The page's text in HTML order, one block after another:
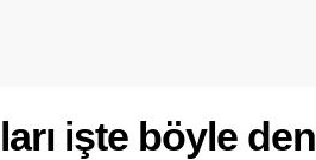
işte böyle